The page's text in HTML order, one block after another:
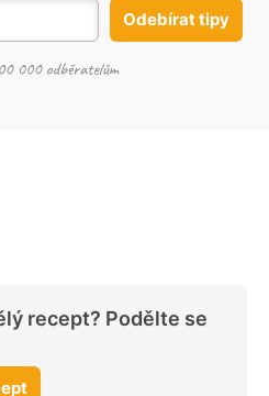
Odebírat tipy
recept? Podělte se